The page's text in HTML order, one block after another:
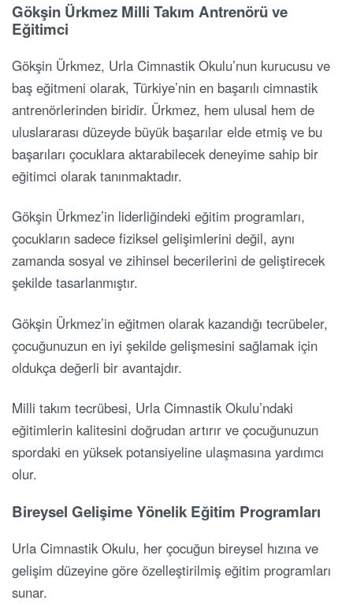
Gökşin Ürkmez Milli Takım Antrenörü ve
Eğitimci
Gökşin Ürkmez, Urla Cimnastik Okulu’nun kurucusu ve
baş eğitmeni olarak, Türkiye’nin en başarılı cimnastik
antrenörlerinden biridir. Ürkmez, hem ulusal hem de
uluslararası düzeyde büyük başarılar elde etmiş ve bu
başarıları çocuklara aktarabilecek deneyime sahip bir
eğitimci olarak tanınmaktadır.
Gökşin Ürkmez’in liderliğindeki eğitim programları,
çocukların sadece fiziksel gelişimlerini değil, aynı
zamanda sosyal ve zihinsel becerilerini de geliştirecek
şekilde tasarlanmıştır.
Gökşin Ürkmez’in eğitmen olarak kazandığı tecrübeler,
çocuğunuzun en iyi şekilde gelişmesini sağlamak için
oldukça değerli bir avantajdır.
Milli takım tecrübesi, Urla Cimnastik Okulu’ndaki
eğitimlerin kalitesini doğrudan artırır ve çocuğunuzun
spordaki en yüksek potansiyeline ulaşmasına yardımcı
olur.
Bireysel Gelişime Yönelik Eğitim Programları
Urla Cimnastik Okulu, her çocuğun bireysel hızına ve
gelişim düzeyine göre özelleştirilmiş eğitim programları
sunar.